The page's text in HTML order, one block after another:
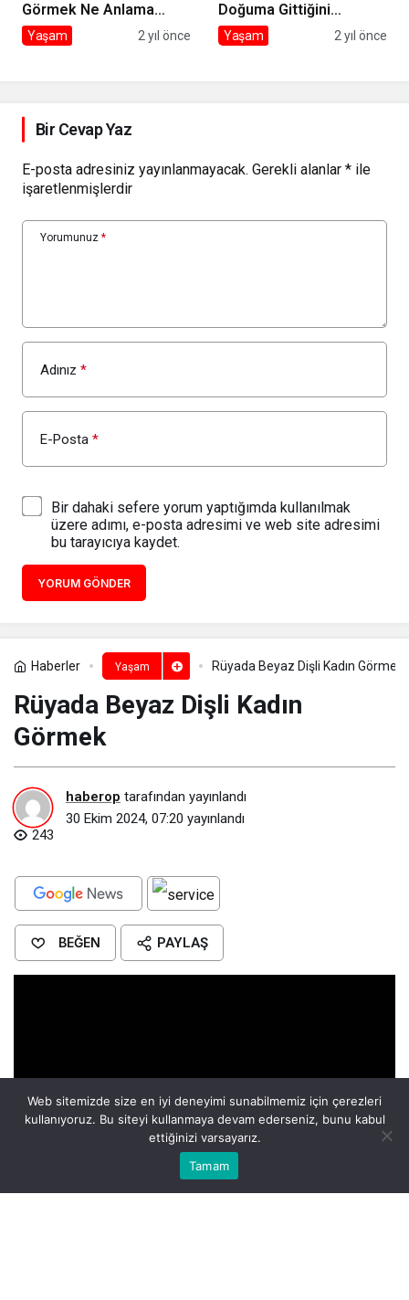
Görmek Ne Anlama
Gelir?
Yaşam 2 yıl önce
Doğuma Gittiğini
Görmek Ne Anlama
Yaşam 2 yıl önce
Bir Cevap Yaz
E-posta adresiniz yayınlanmayacak. Gerekli alanlar * ile
işaretlenmişlerdir
Yorumunuz *
Adınız *
E-Posta *
Bir dahaki sefere yorum yaptığımda kullanılmak
üzere adımı, e-posta adresimi ve web site adresimi
bu tarayıcıya kaydet.
YORUM GÖNDER
Haberler Yaşam Rüyada Beyaz Dişli Kadın Görmek​
Rüyada Beyaz Dişli Kadın
Görmek​
haberop tarafından yayınlandı
30 Ekim 2024, 07:20 yayınlandı
243
BEĞEN PAYLAŞ
Bu web sitesinde en iyi deneyimi yaşamanızı sağlamak için
Eczaneler
Web sitemizde size en iyi deneyimi sunabilmemiz için çerezleri
kullanıyoruz. Bu siteyi kullanmaya devam ederseniz, bunu kabul
ettiğinizi varsayarız.
Tamam